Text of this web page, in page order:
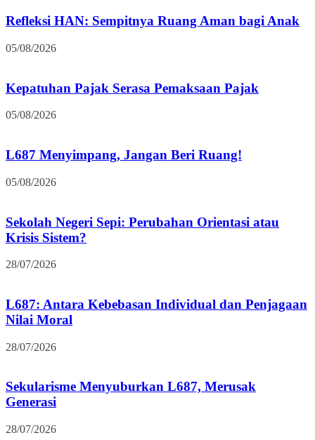
Refleksi HAN: Sempitnya Ruang Aman bagi Anak
05/08/2026
Kepatuhan Pajak Serasa Pemaksaan Pajak
05/08/2026
L687 Menyimpang, Jangan Beri Ruang!
05/08/2026
Sekolah Negeri Sepi: Perubahan Orientasi atau
Krisis Sistem?
28/07/2026
L687: Antara Kebebasan Individual dan Penjagaan
Nilai Moral
28/07/2026
Sekularisme Menyuburkan L687, Merusak
Generasi
28/07/2026